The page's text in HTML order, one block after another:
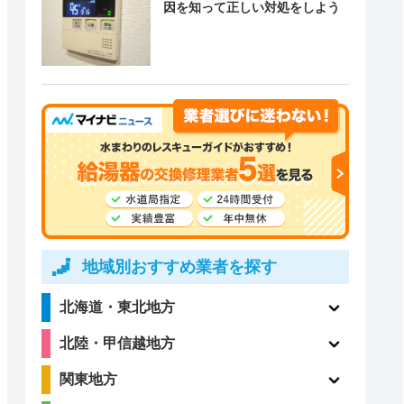
因を知って正しい対処をしよう
地域別おすすめ業者を探す
北海道・東北地方
北陸・甲信越地方
関東地方